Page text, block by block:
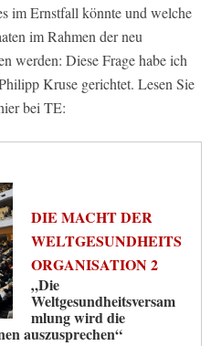
im Ernstfall könnte und welche
im Rahmen der neu
werden: Diese Frage habe ich
Kruse gerichtet. Lesen Sie
bei TE:
DIE MACHT DER
WELTGESUNDHEITS
ORGANISATION 2
„Die
Weltgesundheitsversam
mlung wird die
auszusprechen“